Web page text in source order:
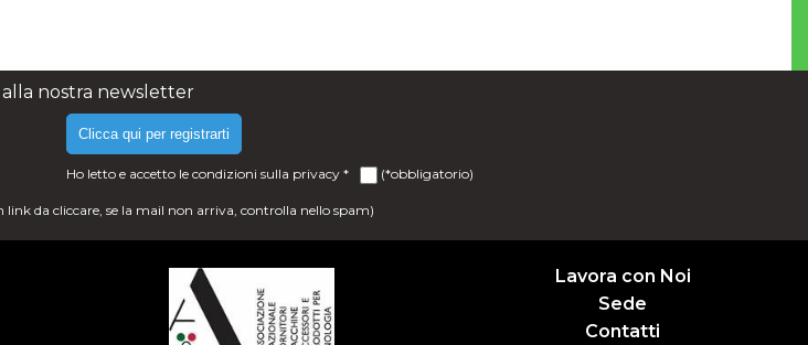
alla nostra newsletter
Clicca qui per registrarti
Ho letto e accetto le condizioni sulla privacy * (*obbligatorio)
da cliccare, se la mail non arriva, controlla nello spam)
Lavora con Noi
Sede
Contatti